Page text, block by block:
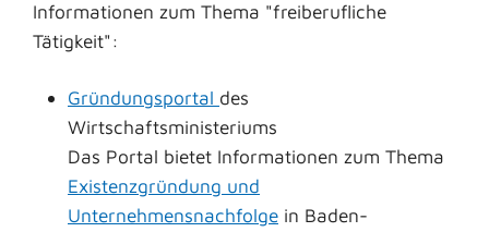
Informationen zum Thema "freiberufliche
Tätigkeit":
Gründungsportal des
Wirtschaftsministeriums
Das Portal bietet Informationen zum Thema
Existenzgründung und
Unternehmensnachfolge in Baden-